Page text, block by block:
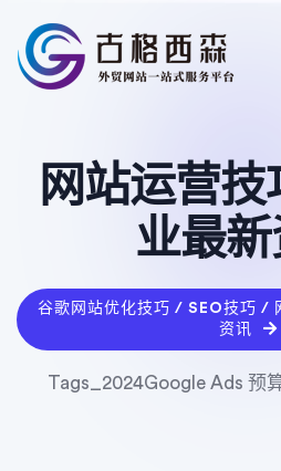
网站运营
业最
谷歌网站优化技巧 / SEO技巧 /
资讯
Tags_2024Google Ads 预